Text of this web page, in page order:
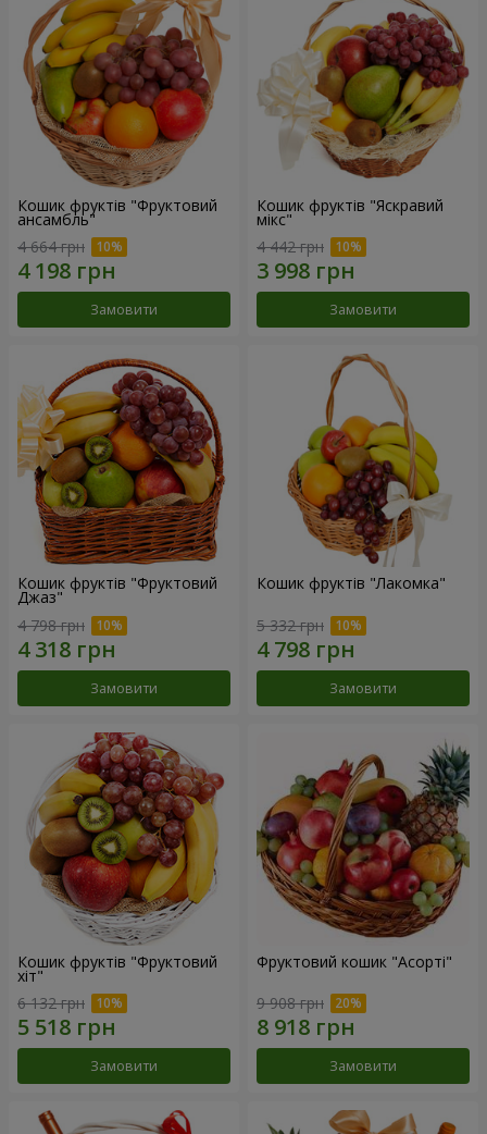
Кошик фруктів "Фруктовий
ансамбль"
4 664 грн
Замовити
Кошик фруктів "Яскравий
мікс"
4 442 грн
Замовити
Кошик фруктів "Фруктовий
Джаз"
4 798 грн
Замовити
Кошик фруктів "Лакомка"
5 332 грн
Замовити
Кошик фруктів "Фруктовий
хiт"
6 132 грн
Замовити
Фруктовий кошик "Асорті"
9 908 грн
Замовити